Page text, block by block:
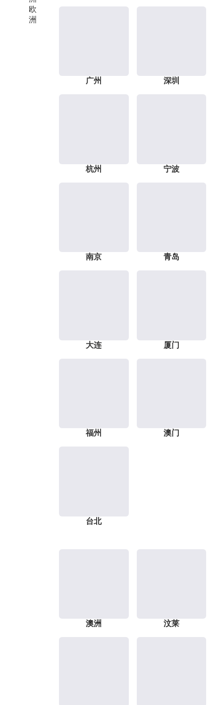
欧
洲
广州 深圳
杭州 宁波
南京 青岛
大连 厦门
福州 澳门
台北
澳洲 汶莱